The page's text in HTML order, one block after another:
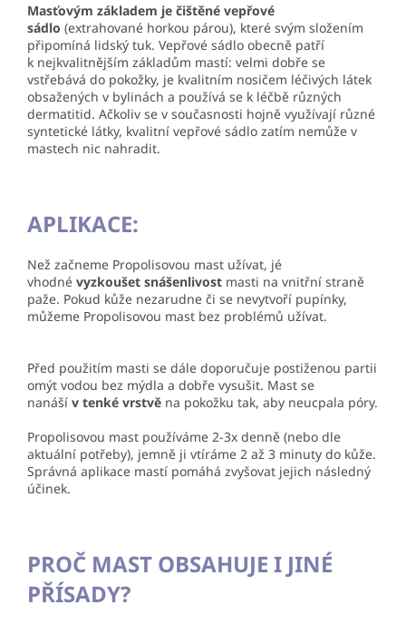
Masťovým základem je čištěné vepřové
sádlo (extrahované horkou párou), které svým složením
připomíná lidský tuk. Vepřové sádlo obecně patří
k nejkvalitnějším základům mastí: velmi dobře se
vstřebává do pokožky, je kvalitním nosičem léčivých látek
obsažených v bylinách a používá se k léčbě různých
dermatitid. Ačkoliv se v současnosti hojně využívají různé
syntetické látky, kvalitní vepřové sádlo zatím nemůže v
mastech nic nahradit.
APLIKACE:
Než začneme Propolisovou mast užívat, jé
vhodné vyzkoušet snášenlivost masti na vnitřní straně
paže. Pokud kůže nezarudne či se nevytvoří pupínky,
můžeme Propolisovou mast bez problémů užívat.
Před použitím masti se dále doporučuje postiženou partii
omýt vodou bez mýdla a dobře vysušit. Mast se
nanáší v tenké vrstvě na pokožku tak, aby neucpala póry.
Propolisovou mast používáme 2-3x denně (nebo dle
aktuální potřeby), jemně ji vtíráme 2 až 3 minuty do kůže.
Správná aplikace mastí pomáhá zvyšovat jejich následný
účinek.
PROČ MAST OBSAHUJE I JINÉ
PŘÍSADY?